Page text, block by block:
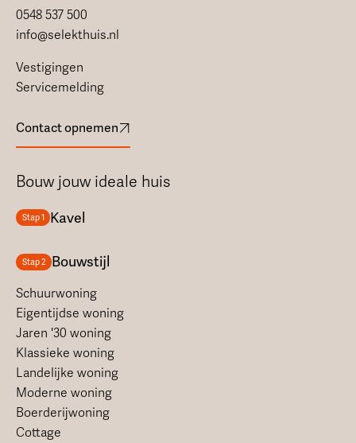
0548 537 500
info@selekthuis.nl
Vestigingen
Servicemelding
Contact opnemen
Bouw jouw ideale huis
Stap 1 Kavel
Stap 2 Bouwstijl
Schuurwoning
Eigentijdse woning
Jaren '30 woning
Klassieke woning
Landelijke woning
Moderne woning
Boerderijwoning
Cottage